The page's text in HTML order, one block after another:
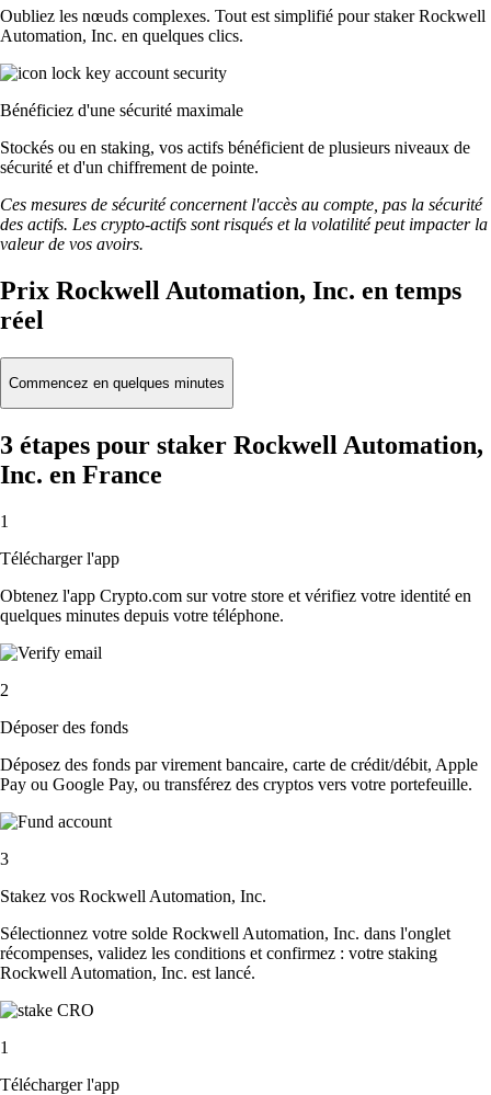
Oubliez les nœuds complexes. Tout est simplifié pour staker Rockwell
Automation, Inc. en quelques clics.
Bénéficiez d'une sécurité maximale
Stockés ou en staking, vos actifs bénéficient de plusieurs niveaux de
sécurité et d'un chiffrement de pointe.
Ces mesures de sécurité concernent l'accès au compte, pas la sécurité
des actifs. Les crypto-actifs sont risqués et la volatilité peut impacter la
valeur de vos avoirs.
Prix Rockwell Automation, Inc. en temps
réel
Commencez en quelques minutes
3 étapes pour staker Rockwell Automation,
Inc. en France
1
Télécharger l'app
Obtenez l'app Crypto.com sur votre store et vérifiez votre identité en
quelques minutes depuis votre téléphone.
2
Déposer des fonds
Déposez des fonds par virement bancaire, carte de crédit/débit, Apple
Pay ou Google Pay, ou transférez des cryptos vers votre portefeuille.
3
Stakez vos Rockwell Automation, Inc.
Sélectionnez votre solde Rockwell Automation, Inc. dans l'onglet
récompenses, validez les conditions et confirmez : votre staking
Rockwell Automation, Inc. est lancé.
1
Télécharger l'app